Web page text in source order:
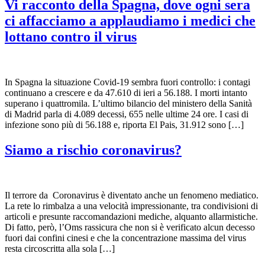
Vi racconto della Spagna, dove ogni sera
ci affacciamo a applaudiamo i medici che
lottano contro il virus
In Spagna la situazione Covid-19 sembra fuori controllo: i contagi
continuano a crescere e da 47.610 di ieri a 56.188. I morti intanto
superano i quattromila. L’ultimo bilancio del ministero della Sanità
di Madrid parla di 4.089 decessi, 655 nelle ultime 24 ore. I casi di
infezione sono più di 56.188 e, riporta El Pais, 31.912 sono […]
Siamo a rischio coronavirus?
Il terrore da Coronavirus è diventato anche un fenomeno mediatico.
La rete lo rimbalza a una velocità impressionante, tra condivisioni di
articoli e presunte raccomandazioni mediche, alquanto allarmistiche.
Di fatto, però, l’Oms rassicura che non si è verificato alcun decesso
fuori dai confini cinesi e che la concentrazione massima del virus
resta circoscritta alla sola […]